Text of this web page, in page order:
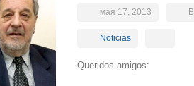
мая 17, 2013
Noticias
Queridos amigos: